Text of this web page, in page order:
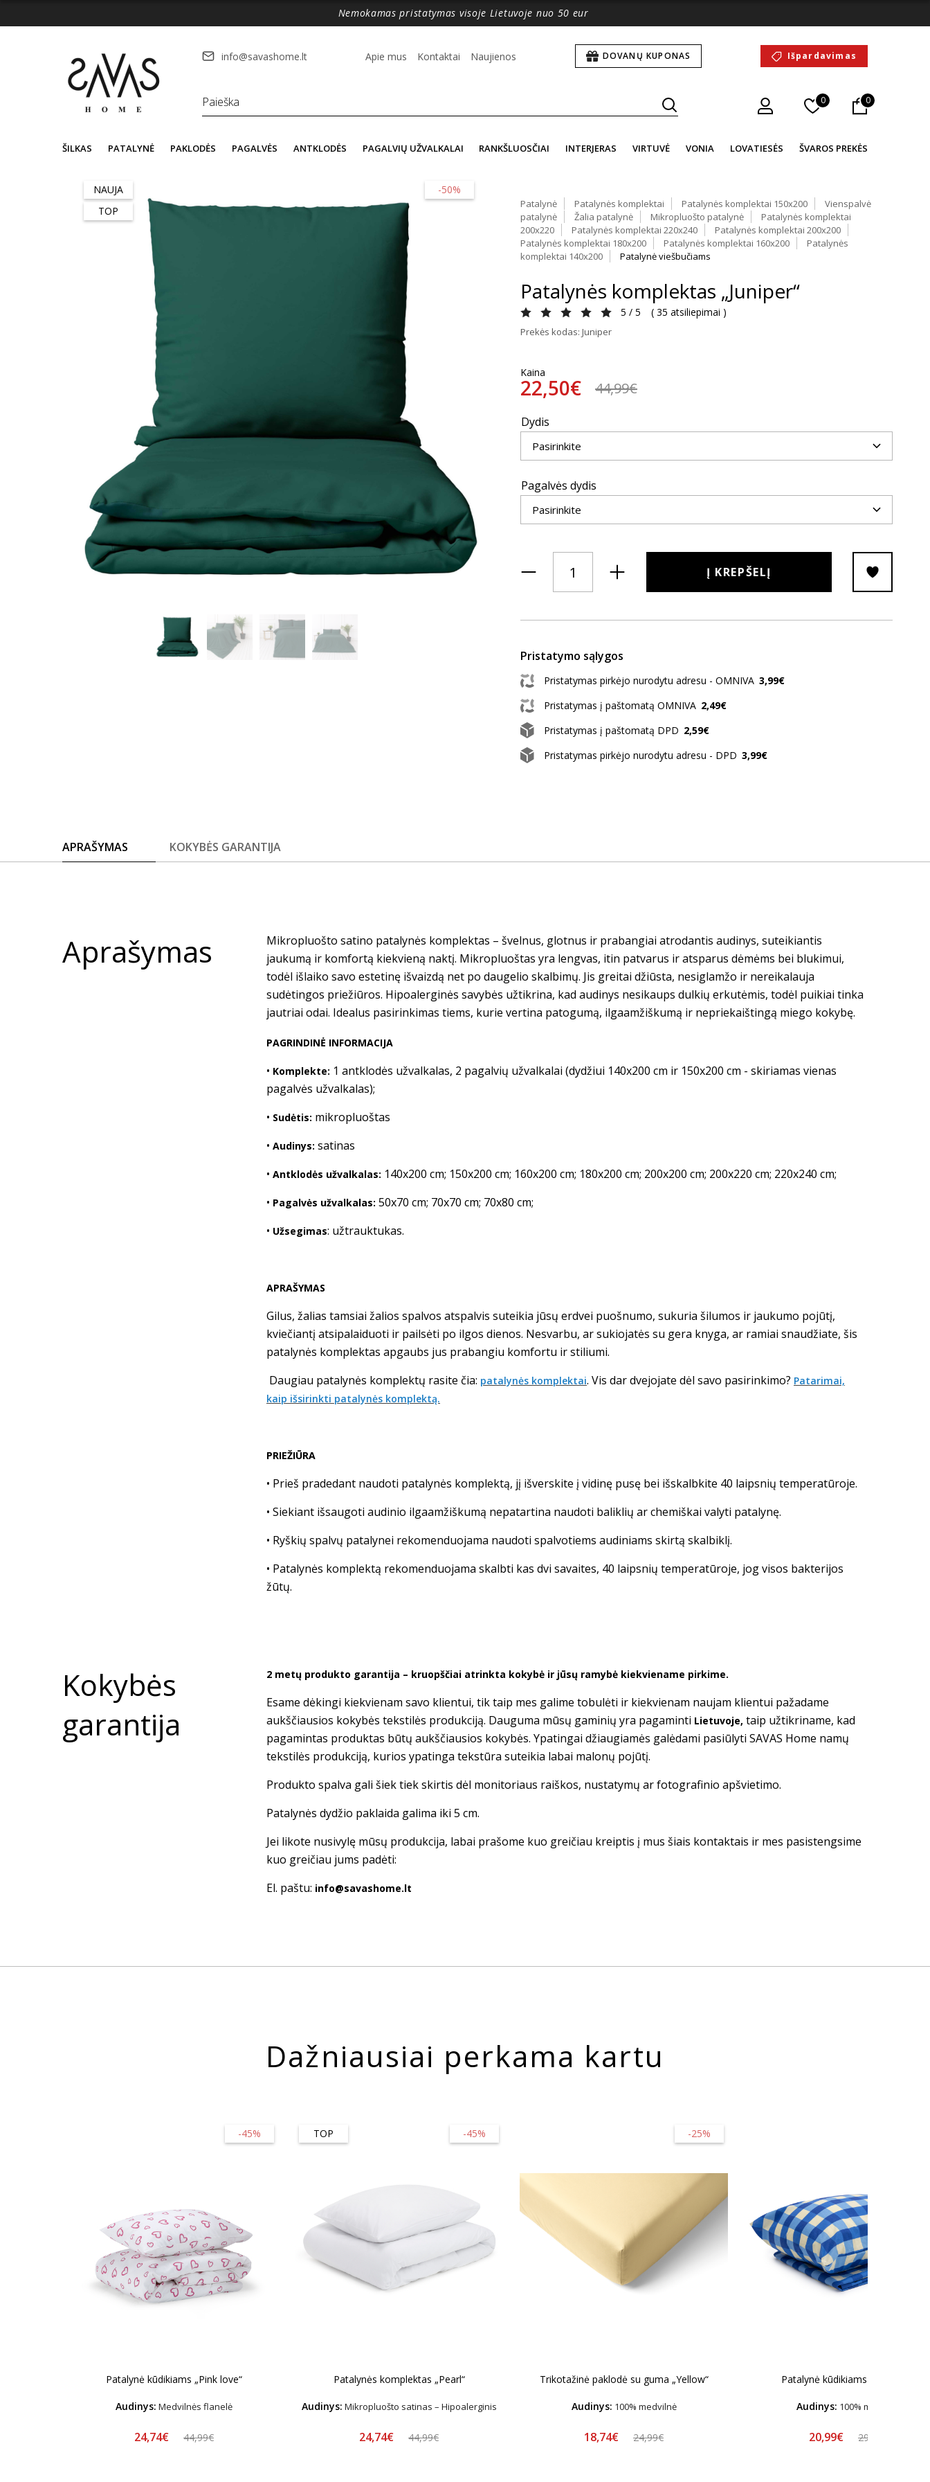
Nemokamas pristatymas visoje Lietuvoje nuo 50 eur
info@savashome.lt Apie mus Kontaktai Naujienos DOVANŲ KUPONAS Išpardavimas
0 0
ŠILKAS PATALYNĖ PAKLODĖS PAGALVĖS ANTKLODĖS PAGALVIŲ UŽVALKALAI RANKŠLUOSČIAI INTERJERAS VIRTUVĖ VONIA LOVATIESĖS ŠVAROS PREKĖS
-50%
NAUJA
TOP
Patalynė Patalynės komplektai Patalynės komplektai 150x200
Vienspalvė
patalynė
Žalia patalynė Mikropluošto patalynė
Patalynės komplektai
200x220
Patalynės komplektai 220x240
Patalynės komplektai 200x200
Patalynės komplektai 180x200
Patalynės komplektai 160x200
Patalynės
komplektai 140x200
Patalynė viešbučiams
Patalynės komplektas „Juniper“
5 / 5 ( 35 atsiliepimai )
Prekės kodas: Juniper
Kaina
22,50€ 44,99€
Dydis
Pagalvės dydis
Į KREPŠELĮ
Pristatymo sąlygos
Pristatymas pirkėjo nurodytu adresu - OMNIVA 3,99€
Pristatymas į paštomatą OMNIVA 2,49€
Pristatymas į paštomatą DPD 2,59€
Pristatymas pirkėjo nurodytu adresu - DPD 3,99€
APRAŠYMAS KOKYBĖS GARANTIJA
Aprašymas
Mikropluošto satino patalynės komplektas – švelnus, glotnus ir prabangiai atrodantis audinys, suteikiantis
jaukumą ir komfortą kiekvieną naktį. Mikropluoštas yra lengvas, itin patvarus ir atsparus dėmėms bei blukimui,
todėl išlaiko savo estetinę išvaizdą net po daugelio skalbimų. Jis greitai džiūsta, nesiglamžo ir nereikalauja
sudėtingos priežiūros. Hipoalerginės savybės užtikrina, kad audinys nesikaups dulkių erkutėmis, todėl puikiai tinka
jautriai odai. Idealus pasirinkimas tiems, kurie vertina patogumą, ilgaamžiškumą ir nepriekaištingą miego kokybę.
PAGRINDINĖ INFORMACIJA
• Komplekte: 1 antklodės užvalkalas, 2 pagalvių užvalkalai (dydžiui 140x200 cm ir 150x200 cm - skiriamas vienas
pagalvės užvalkalas);
• Sudėtis: mikropluoštas
• Audinys: satinas
• Antklodės užvalkalas: 140x200 cm; 150x200 cm; 160x200 cm; 180x200 cm; 200x200 cm; 200x220 cm; 220x240 cm;
• Pagalvės užvalkalas: 50x70 cm; 70x70 cm; 70x80 cm;
• Užsegimas: užtrauktukas.
APRAŠYMAS
Gilus, žalias tamsiai žalios spalvos atspalvis suteikia jūsų erdvei puošnumo, sukuria šilumos ir jaukumo pojūtį,
kviečiantį atsipalaiduoti ir pailsėti po ilgos dienos. Nesvarbu, ar sukiojatės su gera knyga, ar ramiai snaudžiate, šis
patalynės komplektas apgaubs jus prabangiu komfortu ir stiliumi.
Daugiau patalynės komplektų rasite čia: patalynės komplektai. Vis dar dvejojate dėl savo pasirinkimo? Patarimai,
kaip išsirinkti patalynės komplektą.
PRIEŽIŪRA
• Prieš pradedant naudoti patalynės komplektą, jį išverskite į vidinę pusę bei išskalbkite 40 laipsnių temperatūroje.
• Siekiant išsaugoti audinio ilgaamžiškumą nepatartina naudoti baliklių ar chemiškai valyti patalynę.
• Ryškių spalvų patalynei rekomenduojama naudoti spalvotiems audiniams skirtą skalbiklį.
• Patalynės komplektą rekomenduojama skalbti kas dvi savaites, 40 laipsnių temperatūroje, jog visos bakterijos
žūtų.
Kokybės
garantija
2 metų produkto garantija – kruopščiai atrinkta kokybė ir jūsų ramybė kiekviename pirkime.
Esame dėkingi kiekvienam savo klientui, tik taip mes galime tobulėti ir kiekvienam naujam klientui pažadame
aukščiausios kokybės tekstilės produkciją. Dauguma mūsų gaminių yra pagaminti Lietuvoje, taip užtikriname, kad
pagamintas produktas būtų aukščiausios kokybės. Ypatingai džiaugiamės galėdami pasiūlyti SAVAS Home namų
tekstilės produkciją, kurios ypatinga tekstūra suteikia labai malonų pojūtį.
Produkto spalva gali šiek tiek skirtis dėl monitoriaus raiškos, nustatymų ar fotografinio apšvietimo.
Patalynės dydžio paklaida galima iki 5 cm.
Jei likote nusivylę mūsų produkcija, labai prašome kuo greičiau kreiptis į mus šiais kontaktais ir mes pasistengsime
kuo greičiau jums padėti:
El. paštu: info@savashome.lt
Dažniausiai perkama kartu
-45%
Patalynė kūdikiams „Pink love“
Audinys: Medvilnės flanelė
24,74€ 44,99€
-45%
TOP
Patalynės komplektas „Pearl“
Audinys: Mikropluošto satinas – Hipoalerginis
24,74€ 44,99€
-25%
Trikotažinė paklodė su guma „Yellow“
Audinys: 100% medvilnė
18,74€ 24,99€
Patalynė kūdikiams „Blue grid”
Audinys: 100% medvilnė
20,99€ 29,99€